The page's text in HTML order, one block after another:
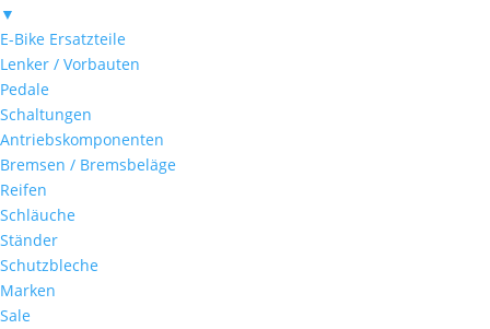
▼
E-Bike Ersatzteile
Lenker / Vorbauten
Pedale
Schaltungen
Antriebskomponenten
Bremsen / Bremsbeläge
Reifen
Schläuche
Ständer
Schutzbleche
Marken
Sale